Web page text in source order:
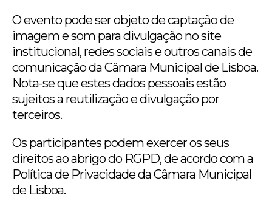
O evento pode ser objeto de captação de
imagem e som para divulgação no site
institucional, redes sociais e outros canais de
comunicação da Câmara Municipal de Lisboa.
Nota-se que estes dados pessoais estão
sujeitos a reutilização e divulgação por
terceiros.
Os participantes podem exercer os seus
direitos ao abrigo do RGPD, de acordo com a
Política de Privacidade da Câmara Municipal
de Lisboa.